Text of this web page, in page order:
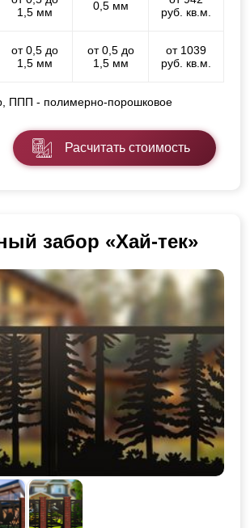
1,5 мм
0,5 мм
руб. кв.м.
от 0,5 до
1,5 мм
от 0,5 до
1,5 мм
от 1039
руб. кв.м.
ППП - полимерно-порошковое
Расчитать стоимость
забор «Хай-тек»